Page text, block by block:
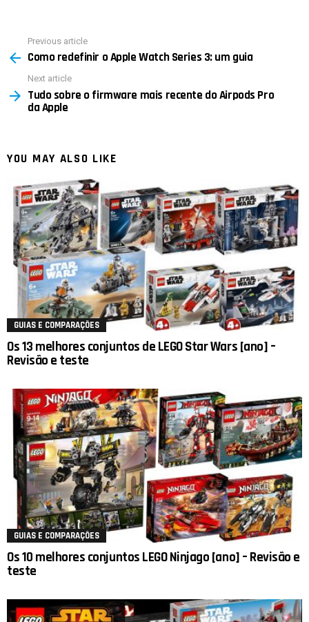
more
Previous article
Como redefinir o Apple Watch Series 3: um guia
Next article
Tudo sobre o firmware mais recente do Airpods Pro
da Apple
YOU MAY ALSO LIKE
GUIAS E COMPARAÇÕES
Os 13 melhores conjuntos de LEGO Star Wars [ano] –
Revisão e teste
GUIAS E COMPARAÇÕES
Os 10 melhores conjuntos LEGO Ninjago [ano] – Revisão e
teste